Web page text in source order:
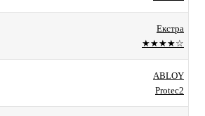
Екстра
★★★★☆
ABLOY
Protec2